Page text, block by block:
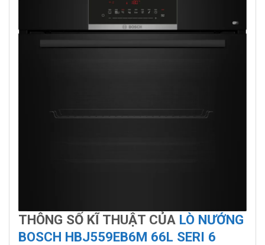
THÔNG SỐ KĨ THUẬT CỦA LÒ NƯỚNG
BOSCH HBJ559EB6M 66L SERI 6